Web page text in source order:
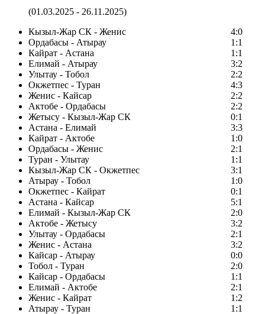
(01.03.2025 - 26.11.2025)
Кызыл-Жар СК - Женис
4:0
Ордабасы - Атырау
1:1
Кайрат - Астана
1:1
Елимай - Атырау
3:2
Улытау - Тобол
2:2
Окжетпес - Туран
4:3
Женис - Кайсар
2:2
Актобе - Ордабасы
2:2
Жетысу - Кызыл-Жар СК
0:1
Астана - Елимай
3:3
Кайрат - Актобе
1:0
Ордабасы - Женис
2:1
Туран - Улытау
1:1
Кызыл-Жар СК - Окжетпес
3:1
Атырау - Тобол
1:0
Окжетпес - Кайрат
0:1
Астана - Кайсар
5:1
Елимай - Кызыл-Жар СК
2:0
Актобе - Жетысу
3:2
Улытау - Ордабасы
2:1
Женис - Астана
3:2
Кайсар - Атырау
0:0
Тобол - Туран
2:0
Кайсар - Ордабасы
1:1
Елимай - Актобе
2:1
Женис - Кайрат
1:2
Атырау - Туран
1:1